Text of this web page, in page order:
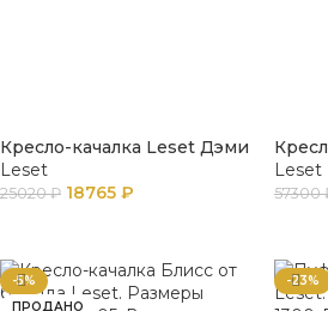
Кресло-качалка Leset Дэми
Leset
25020₽ 18765 ₽
Leset
57300
-5%
ПРОДАНО
-23%